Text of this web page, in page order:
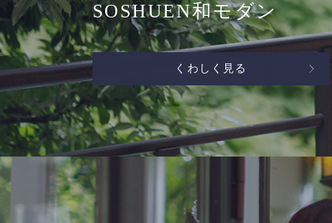
SOSHUEN和モダン
くわしく見る